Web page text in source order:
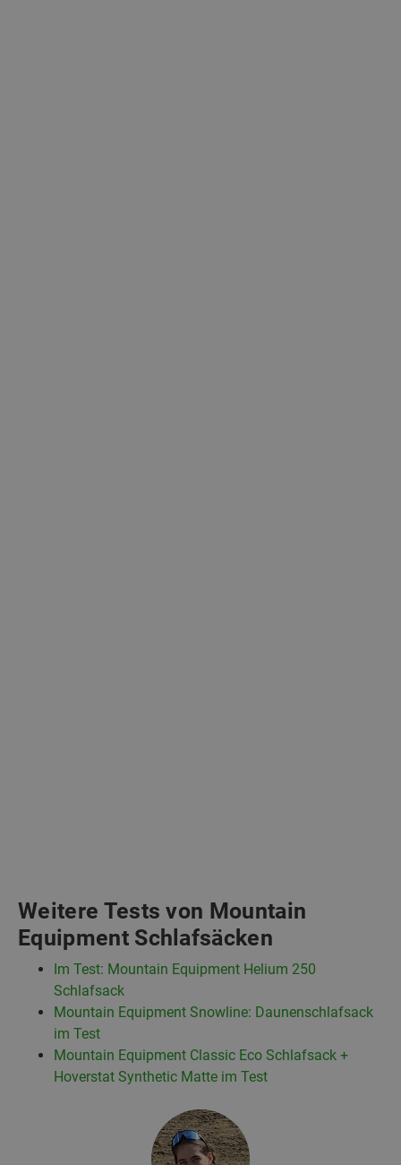
Weitere Tests von Mountain
Equipment Schlafsäcken
Im Test: Mountain Equipment Helium 250
Schlafsack
Mountain Equipment Snowline: Daunenschlafsack
im Test
Mountain Equipment Classic Eco Schlafsack +
Hoverstat Synthetic Matte im Test